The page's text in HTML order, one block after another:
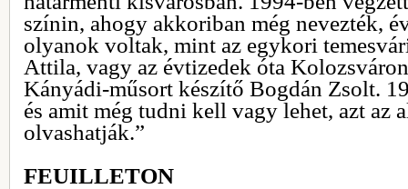
színin, ahogy akkoriban még nevezték,
olyanok voltak, mint az egykori
Attila, vagy az évtizedek óta
Kányádi-műsort készítő Bogdán Zsolt.
és amit még tudni kell vagy lehet, azt az
olvashatják.”
FEUILLETON